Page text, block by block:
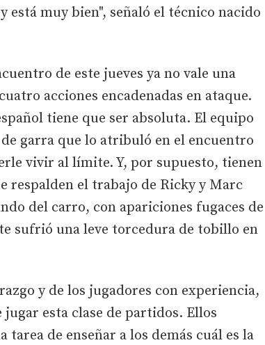
muy bien", señaló el técnico nacido
de este jueves ya no vale una
acciones encadenadas en ataque.
tiene que ser absoluta. El equipo
garra que lo atribuló en el encuentro
vivir al límite. Y, por supuesto, tienen
respalden el trabajo de Ricky y Marc
del carro, con apariciones fugaces de
sufrió una leve torcedura de tobillo en
y de los jugadores con experiencia,
esta clase de partidos. Ellos
de enseñar a los demás cuál es la